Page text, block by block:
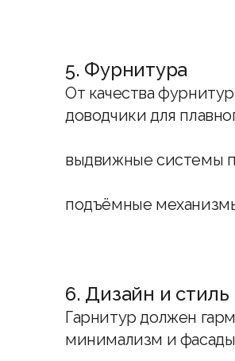
5. Фурнитура
От качества
доводчики для
выдвижные системы
подъёмные
6. Дизайн и стиль
Гарнитур должен
минимализм и фасады